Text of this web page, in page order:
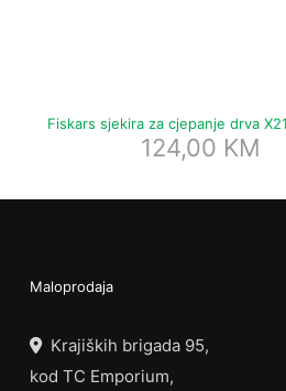
Fiskars sjekira za cjepanje drva
124,00 KM
Maloprodaja
Krajiških brigada 95,
kod TC Emporium,